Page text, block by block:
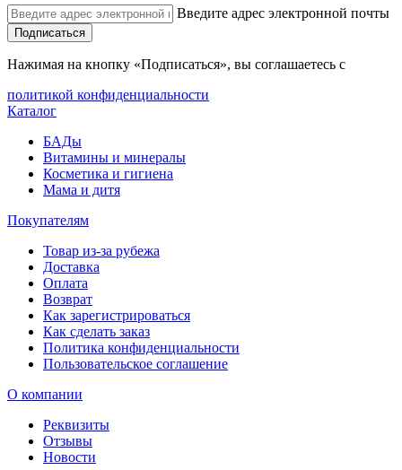
Введите адрес электронной почты
Подписаться
Нажимая на кнопку «Подписаться», вы соглашаетесь с
политикой конфиденциальности
Каталог
БАДы
Витамины и минералы
Косметика и гигиена
Мама и дитя
Покупателям
Товар из-за рубежа
Доставка
Оплата
Возврат
Как зарегистрироваться
Как сделать заказ
Политика конфиденциальности
Пользовательское соглашение
О компании
Реквизиты
Отзывы
Новости